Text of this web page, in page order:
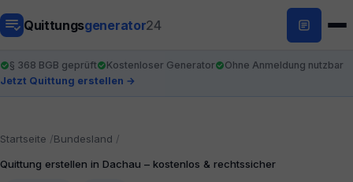
Quittungsgenerator24
§ 368 BGB geprüft Kostenloser Generator
Ohne Anmeldung nutzbar
Jetzt Quittung erstellen →
Startseite
Bundesland
Quittung erstellen in Dachau – kostenlos & rechtssicher